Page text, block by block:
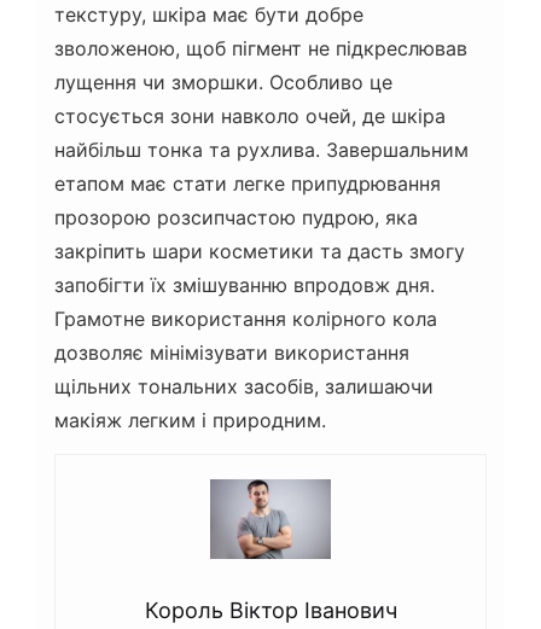
текстуру, шкіра має бути добре
зволоженою, щоб пігмент не підкреслював
лущення чи зморшки. Особливо це
стосується зони навколо очей, де шкіра
найбільш тонка та рухлива. Завершальним
етапом має стати легке припудрювання
прозорою розсипчастою пудрою, яка
закріпить шари косметики та дасть змогу
запобігти їх змішуванню впродовж дня.
Грамотне використання колірного кола
дозволяє мінімізувати використання
щільних тональних засобів, залишаючи
макіяж легким і природним.
Король Віктор Іванович